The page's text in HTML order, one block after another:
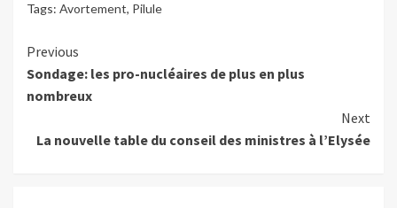
Tags: Avortement, Pilule
Continue
Reading
Previous
Sondage: les pro-nucléaires de plus en plus
nombreux
Next
La nouvelle table du conseil des ministres à l’Elysée